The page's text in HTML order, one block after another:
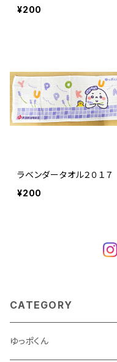
¥200
ラベンダータオル２０１７
¥200
CATEGORY
ゆっポくん